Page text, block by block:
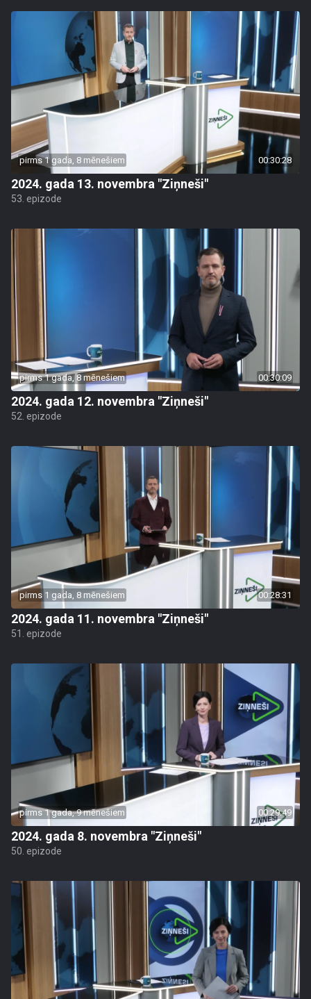
pirms 1 gada, 8 mēnešiem 00:30:28
2024. gada 13. novembra "Ziņneši"
53. epizode
pirms 1 gada, 8 mēnešiem 00:30:09
2024. gada 12. novembra "Ziņneši"
52. epizode
pirms 1 gada, 8 mēnešiem 00:28:31
2024. gada 11. novembra "Ziņneši"
51. epizode
pirms 1 gada, 9 mēnešiem 00:29:49
2024. gada 8. novembra "Ziņneši"
50. epizode